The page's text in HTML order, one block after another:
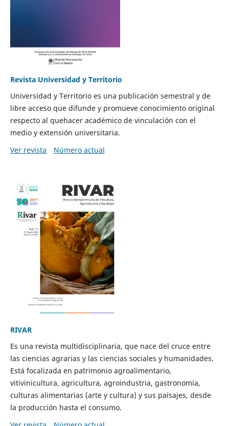
Revista Universidad y Territorio
Universidad y Territorio es una publicación semestral y de
libre acceso que difunde y promueve conocimiento original
respecto al quehacer académico de vinculación con el
medio y extensión universitaria.
Ver revista
Número actual
RIVAR
Es una revista multidisciplinaria, que nace del cruce entre
las ciencias agrarias y las ciencias sociales y humanidades.
Está focalizada en patrimonio agroalimentario,
vitivinicultura, agricultura, agroindustria, gastronomía,
culturas alimentarias (arte y cultura) y sus paisajes, desde
la producción hasta el consumo.